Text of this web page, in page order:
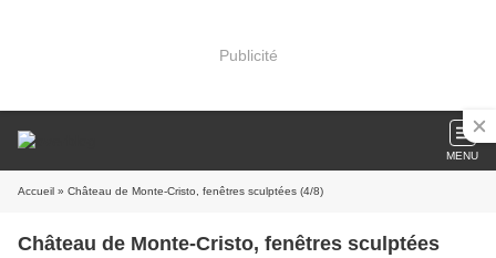
Publicité
MENU
Accueil » Château de Monte-Cristo, fenêtres sculptées (4/8)
Château de Monte-Cristo, fenêtres sculptées